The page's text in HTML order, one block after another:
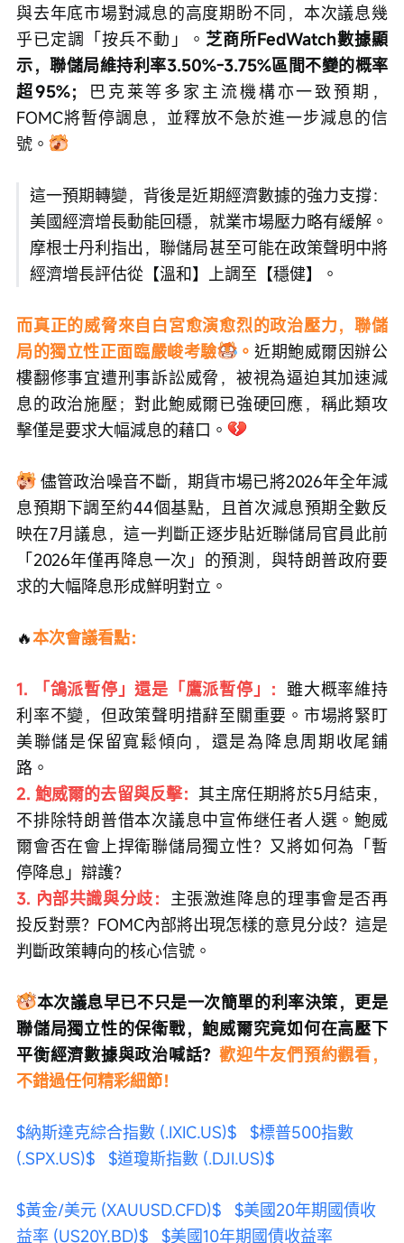
與去年底市場對減息的高度期盼不同，本次議息幾
乎已定調「按兵不動」。 芝商所FedWatch數據顯
示，聯儲局維持利率3.50%-3.75%區間不變的概率
超95%；
巴克莱等多家主流機構亦一致預期，
FOMC將暫停調息，並釋放不急於進一步減息的信
號。
這一預期轉變，背後是近期經濟數據的強力支撐：
美國經濟增長動能回穩，就業市場壓力略有緩解。
摩根士丹利指出，聯儲局甚至可能在政策聲明中將
經濟增長評估從【溫和】上調至【穩健】。
而真正的威脅來自白宮愈演愈烈的政治壓力，聯儲
局的獨立性正面臨嚴峻考驗
。近期鮑威爾因辦公
樓翻修事宜遭刑事訴訟威脅，被視為逼迫其加速減
息的政治施壓；對此鮑威爾已強硬回應，稱此類攻
擊僅是要求大幅減息的藉口。
儘管政治噪音不斷，期貨市場已將2026年全年減
息預期下調至約44個基點，且首次減息預期全數反
映在7月議息，這一判斷正逐步貼近聯儲局官員此前
「2026年僅再降息一次」的預測，與特朗普政府要
求的大幅降息形成鮮明對立。
🔥本次會議看點：
1. 「鴿派暫停」還是「鷹派暫停」： 雖大概率維持
利率不變，但政策聲明措辭至關重要。市場將緊盯
美聯儲是保留寬鬆傾向，還是為降息周期收尾鋪
路。
2. 鮑威爾的去留與反擊： 其主席任期將於5月結束，
不排除特朗普借本次議息中宣佈继任者人選。鮑威
爾會否在會上捍衛聯儲局獨立性？又將如何為「暫
停降息」辯護？
3. 內部共識與分歧： 主張激進降息的理事會是否再
投反對票？FOMC內部將出現怎樣的意見分歧？這是
判斷政策轉向的核心信號。
本次議息早已不只是一次簡單的利率決策，更是
聯儲局獨立性的保衛戰，鮑威爾究竟如何在高壓下
平衡經濟數據與政治喊話？歡迎牛友們預約觀看，
不錯過任何精彩細節！
$納斯達克綜合指數 (.IXIC.US)$
$標普500指數
(.SPX.US)$
$道瓊斯指數 (.DJI.US)$
$黃金/美元 (XAUUSD.CFD)$
$美國20年期國債收
益率 (US20Y.BD)$
$美國10年期國債收益率